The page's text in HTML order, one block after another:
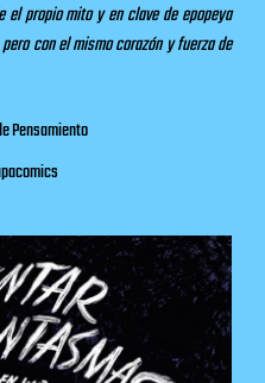
el propio mito y en clave de epopeya
con el mismo corazón y fuerza de
Pensamiento